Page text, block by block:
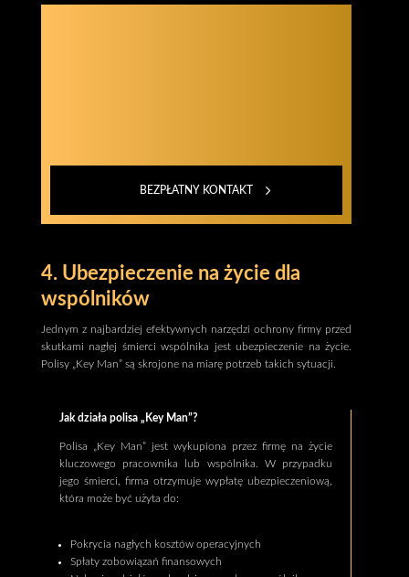
BEZPŁATNY KONTAKT
4. Ubezpieczenie na życie dla
wspólników
Jednym z najbardziej efektywnych narzędzi ochrony firmy przed
skutkami nagłej śmierci wspólnika jest ubezpieczenie na życie.
Polisy „Key Man” są skrojone na miarę potrzeb takich sytuacji.
Jak działa polisa „Key Man”?
Polisa „Key Man” jest wykupiona przez firmę na życie
kluczowego pracownika lub wspólnika. W przypadku
jego śmierci, firma otrzymuje wypłatę ubezpieczeniową,
która może być użyta do:
Pokrycia nagłych kosztów operacyjnych
Spłaty zobowiązań finansowych